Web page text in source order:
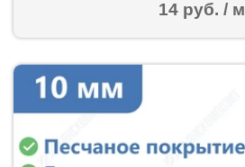
14 руб. / м